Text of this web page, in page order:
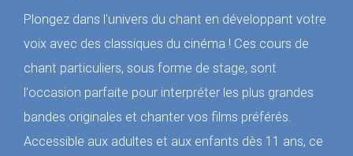
Plongez dans l'univers du chant en développant votre
voix avec des classiques du cinéma ! Ces cours de
chant particuliers, sous forme de stage, sont
l'occasion parfaite pour interpréter les plus grandes
bandes originales et chanter vos films préférés.
Accessible aux adultes et aux enfants dès 11 ans, ce